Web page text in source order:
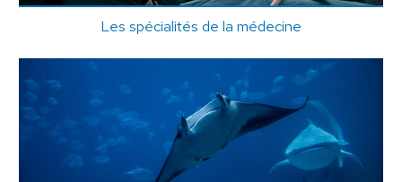
Les spécialités de la médecine